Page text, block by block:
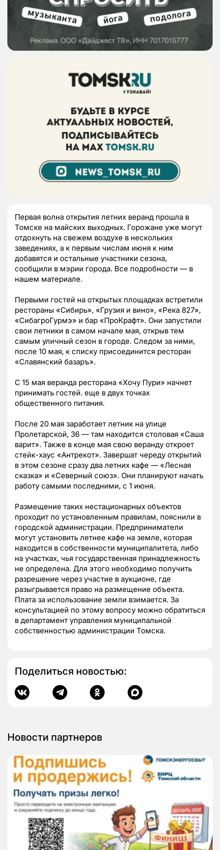
Первая волна открытия летних веранд прошла в
Томске на майских выходных. Горожане уже могут
отдохнуть на свежем воздухе в нескольких
заведениях, а к первым числам июня к ним
добавятся и остальные участники сезона,
сообщили в мэрии города. Все подробности — в
нашем материале.
Первыми гостей на открытых площадках встретили
рестораны «Сибирь», «Грузия и вино», «Река 827»,
«СибагроГурмэ» и бар «ПроКрафт». Они запустили
свои летники в самом начале мая, открыв тем
самым уличный сезон в городе. Следом за ними,
после 10 мая, к списку присоединится ресторан
«Славянский базаръ».
С 15 мая веранда ресторана «Хочу Пури» начнет
принимать гостей. еще в двух точках
общественного питания.
После 20 мая заработает летник на улице
Пролетарской, 36 — там находится столовая «Саша
варит». Также в конце мая свою веранду откроет
стейк-хаус «Антрекот». Завершат череду открытий
в этом сезоне сразу два летних кафе — «Лесная
сказка» и «Северный союз». Они планируют начать
работу самыми последними, с 1 июня.
Размещение таких нестационарных объектов
проходит по установленным правилам, пояснили в
городской администрации. Предприниматели
могут установить летнее кафе на земле, которая
находится в собственности муниципалитета, либо
на участках, чья государственная принадлежность
не определена. Для этого необходимо получить
разрешение через участие в аукционе, где
разыгрывается право на размещение объекта.
Плата за использование земли взимается. За
консультацией по этому вопросу можно обратиться
в департамент управления муниципальной
собственностью администрации Томска.
Поделиться новостью:
Новости партнеров